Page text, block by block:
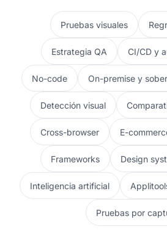
Pruebas visuales
Estrategia QA CI/CD y
No-code On-premise y
Detección visual
Cross-browser E-
Frameworks Design
Inteligencia artificial
Pruebas por